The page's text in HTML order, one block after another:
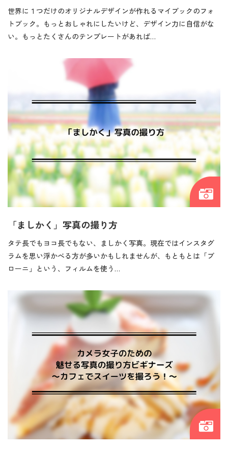
世界に１つだけのオリジナルデザインが作れるマイブックのフォ
トブック。もっとおしゃれにしたいけど、デザイン力に自信がな
い。もっとたくさんのテンプレートがあれば…
「ましかく」写真の撮り方
タテ長でもヨコ長でもない、ましかく写真。現在ではインスタグ
ラムを思い浮かべる方が多いかもしれませんが、もともとは「ブ
ローニ」という、フィルムを使う…